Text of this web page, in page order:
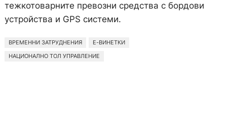
тежкотоварните превозни средства с бордови
устройства и GPS системи.
ВРЕМЕННИ ЗАТРУДНЕНИЯ
Е-ВИНЕТКИ
НАЦИОНАЛНО ТОЛ УПРАВЛЕНИЕ